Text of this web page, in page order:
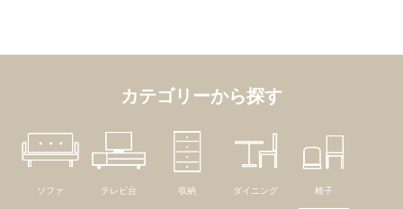
カテゴリーから探す
ソファ テレビ台 収納 ダイニング 椅子